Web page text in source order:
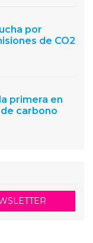
por
de CO2
primera en
carbono